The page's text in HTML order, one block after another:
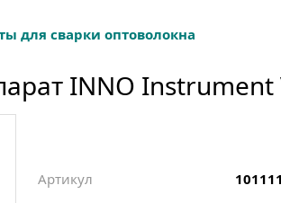
для сварки оптоволокна
INNO Instrument
Артикул 101111